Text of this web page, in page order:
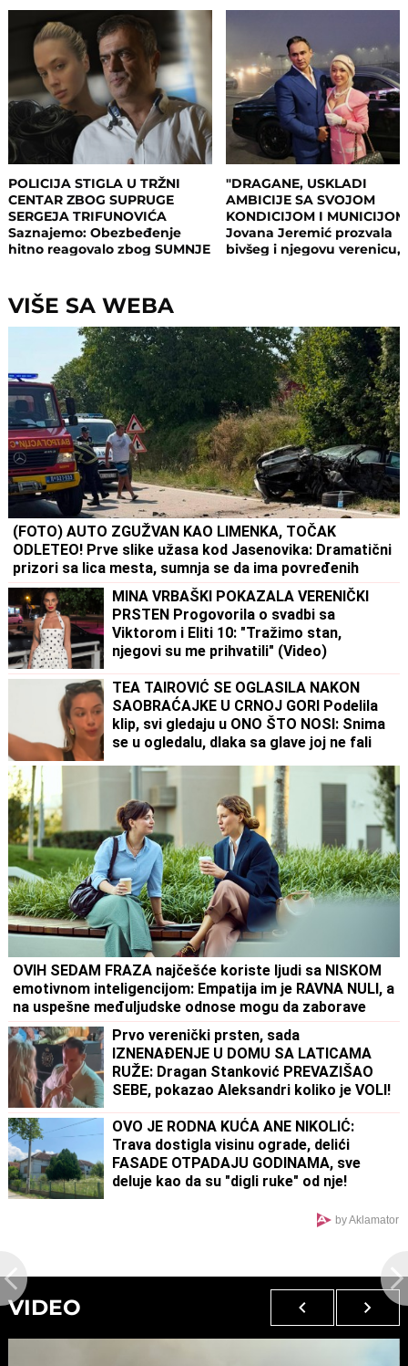
POLICIJA STIGLA U TRŽNI
CENTAR ZBOG SUPRUGE
SERGEJA TRIFUNOVIĆA
Saznajemo: Obezbeđenje
hitno reagovalo zbog SUMNJE
"DRAGANE, USKLADI
AMBICIJE SA SVOJOM
KONDICIJOM I
Jovana Jeremić prozvala
bivšeg i njegovu verenicu,
VIŠE SA WEBA
(FOTO) AUTO ZGUŽVAN KAO LIMENKA, TOČAK
ODLETEO! Prve slike užasa kod Jasenovika: Dramatični
prizori sa lica mesta, sumnja se da ima povređenih
MINA VRBAŠKI POKAZALA VERENIČKI
PRSTEN Progovorila o svadbi sa
Viktorom i Eliti 10: "Tražimo stan,
njegovi su me prihvatili" (Video)
TEA TAIROVIĆ SE OGLASILA NAKON
SAOBRAĆAJKE U CRNOJ GORI Podelila
klip, svi gledaju u ONO ŠTO NOSI: Snima
se u ogledalu, dlaka sa glave joj ne fali
OVIH SEDAM FRAZA najčešće koriste ljudi sa NISKOM
emotivnom inteligencijom: Empatija im je RAVNA NULI, a
na uspešne međuljudske odnose mogu da zaborave
Prvo verenički prsten, sada
IZNENAĐENJE U DOMU SA LATICAMA
RUŽE: Dragan Stanković PREVAZIŠAO
SEBE, pokazao Aleksandri koliko je VOLI!
OVO JE RODNA KUĆA ANE NIKOLIĆ:
Trava dostigla visinu ograde, delići
FASADE OTPADAJU GODINAMA, sve
deluje kao da su "digli ruke" od nje!
by Aklamator
VIDEO